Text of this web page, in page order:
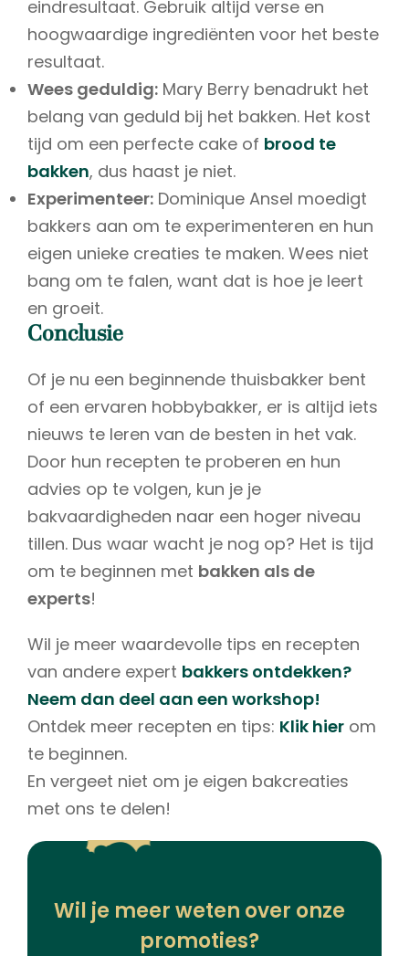
eindresultaat. Gebruik altijd verse en
hoogwaardige ingrediënten voor het beste
resultaat.
Wees geduldig: Mary Berry benadrukt het
belang van geduld bij het bakken. Het kost
tijd om een perfecte cake of brood te
bakken, dus haast je niet.
Experimenteer: Dominique Ansel moedigt
bakkers aan om te experimenteren en hun
eigen unieke creaties te maken. Wees niet
bang om te falen, want dat is hoe je leert
en groeit.
Conclusie
Of je nu een beginnende thuisbakker bent
of een ervaren hobbybakker, er is altijd iets
nieuws te leren van de besten in het vak.
Door hun recepten te proberen en hun
advies op te volgen, kun je je
bakvaardigheden naar een hoger niveau
tillen. Dus waar wacht je nog op? Het is tijd
om te beginnen met bakken als de
experts!
Wil je meer waardevolle tips en recepten
van andere expert bakkers ontdekken?
Neem dan deel aan een workshop!
Ontdek meer recepten en tips: Klik hier om
te beginnen.
En vergeet niet om je eigen bakcreaties
met ons te delen!
Wil je meer weten over onze
promoties?